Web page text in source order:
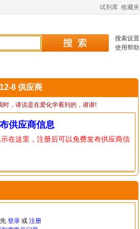
试剂库 收藏夹
搜索设置
使用帮助
8 供应商
时，请说是在爱化学看到的，谢谢!
供应商信息
在这里，注册后可以免费发布供应商信
登录或 注册